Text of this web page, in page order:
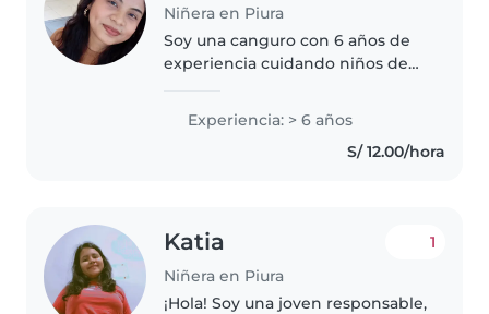
Niñera en Piura
Soy una canguro con 6 años de
experiencia cuidando niños de
hasta niños en edad escolar. Soy
responsable, amigable y muy
paciente. Además de cuidar a..
Experiencia: > 6 años
S/ 12.00/hora
Katia
Niñera en Piura
1
¡Hola! Soy una joven responsable,